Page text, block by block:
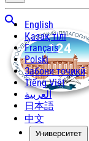
English
Қазақ тілі
Français
Polski
Забони тоҷикӣ
Tiếng Việt
العربية
日本語
中文
Университет